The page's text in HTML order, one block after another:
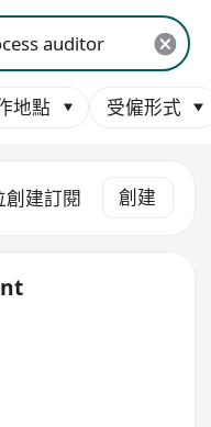
地點 受僱形式
創建訂閱 創建